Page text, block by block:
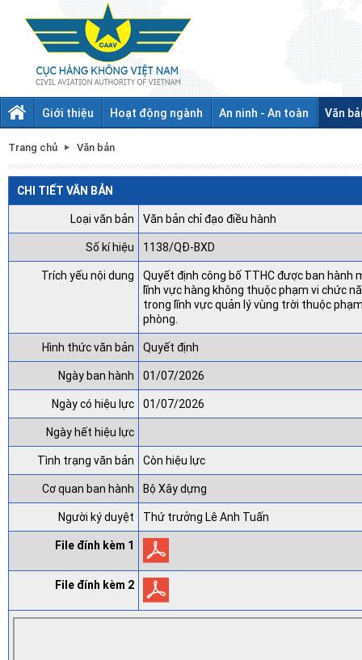
Giới thiệu Hoạt động ngành An ninh - An toàn Văn
Trang chủ Văn bản
CHI TIẾT VĂN BẢN
Loại văn bản
Văn bản chỉ đạo điều hành
Số kí hiệu
1138/QĐ-BXD
Trích yếu nội dung
Quyết định công bố TTHC được ban hành
lĩnh vực hàng không thuộc phạm vi chức
trong lĩnh vực quản lý vùng trời thuộc
phòng.
Hình thức văn bản
Quyết định
Ngày ban hành
01/07/2026
Ngày có hiệu lực 01/07/2026
Ngày hết hiệu lực
Tình trạng văn bản
Còn hiệu lực
Cơ quan ban hành
Bộ Xây dựng
Người ký duyệt
Thứ trưởng Lê Anh Tuấn
File đính kèm 1
File đính kèm 2